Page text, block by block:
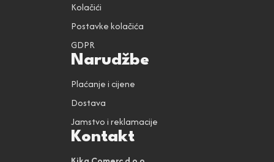
Kolačići
Postavke kolačića
GDPR
Narudžbe
Plaćanje i cijene
Dostava
Jamstvo i reklamacije
Kontakt